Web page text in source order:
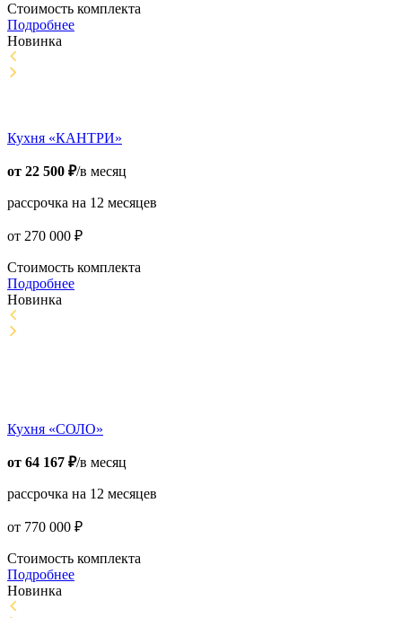
Стоимость комплекта
Подробнее
Новинка
Кухня «КАНТРИ»
от 22 500 ₽/в месяц
рассрочка на 12 месяцев
от 270 000 ₽
Стоимость комплекта
Подробнее
Новинка
Кухня «СОЛО»
от 64 167 ₽/в месяц
рассрочка на 12 месяцев
от 770 000 ₽
Стоимость комплекта
Подробнее
Новинка